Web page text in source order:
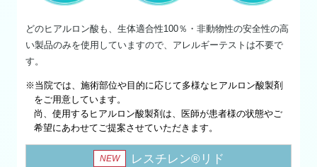
どのヒアルロン酸も、生体適合性100％・非動物性の安全性の高
い製品のみを使用していますので、アレルギーテストは不要で
す。
※当院では、施術部位や目的に応じて多様なヒアルロン酸製剤
をご用意しています。
尚、使用するヒアルロン酸製剤は、医師が患者様の状態やご
希望にあわせてご提案させていただきます。
NEW レスチレン®リド